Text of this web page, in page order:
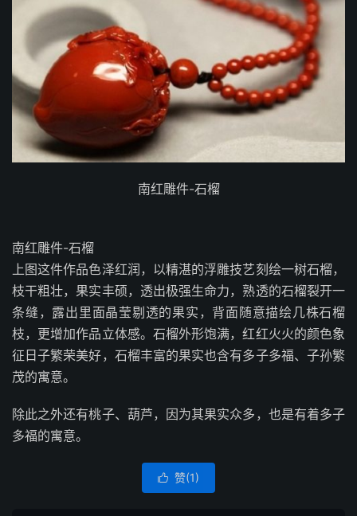
南红雕件-石榴
南红雕件-石榴
上图这件作品色泽红润，以精湛的浮雕技艺刻绘一树石榴，
枝干粗壮，果实丰硕，透出极强生命力，熟透的石榴裂开一
条缝，露出里面晶莹剔透的果实，背面随意描绘几株石榴
枝，更增加作品立体感。石榴外形饱满，红红火火的颜色象
征日子繁荣美好，石榴丰富的果实也含有多子多福、子孙繁
茂的寓意。
除此之外还有桃子、葫芦，因为其果实众多，也是有着多子
多福的寓意。
 赞(1)